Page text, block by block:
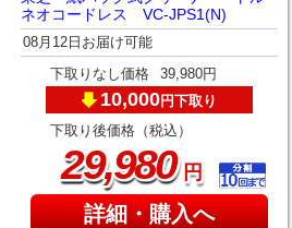
ネオコードレス VC-JPS1(N)
08月12日お届け可能
下取りなし価格 39,980円
10,000円下取り
下取り後価格（税込）
29,980円
詳細・購入へ